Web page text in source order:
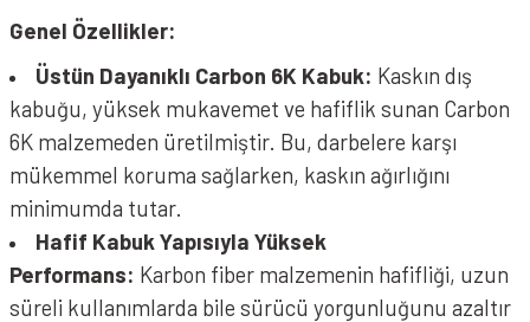
Genel Özellikler:
Üstün Dayanıklı Carbon 6K Kabuk: Kaskın dış
kabuğu, yüksek mukavemet ve hafiflik sunan Carbon
6K malzemeden üretilmiştir. Bu, darbelere karşı
mükemmel koruma sağlarken, kaskın ağırlığını
minimumda tutar.
Hafif Kabuk Yapısıyla Yüksek
Performans: Karbon fiber malzemenin hafifliği, uzun
süreli kullanımlarda bile sürücü yorgunluğunu azaltır